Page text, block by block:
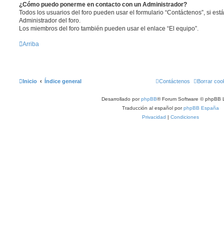
¿Cómo puedo ponerme en contacto con un Administrador?
Todos los usuarios del foro pueden usar el formulario “Contáctenos”, si
Administrador del foro.
Los miembros del foro también pueden usar el enlace “El equipo”.
Arriba
Inicio Índice general Borrar
Contáctenos
Desarrollado porphpBB® Forum Software © phpBB
Traducción al español porphpBB España
Privacidad | Condiciones